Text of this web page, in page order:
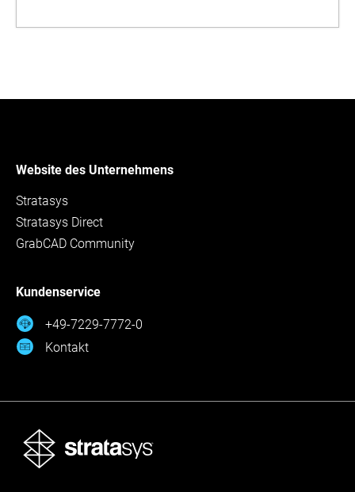
Website des Unternehmens
Stratasys
Stratasys Direct
GrabCAD Community
Kundenservice
+49-7229-7772-0
Kontakt